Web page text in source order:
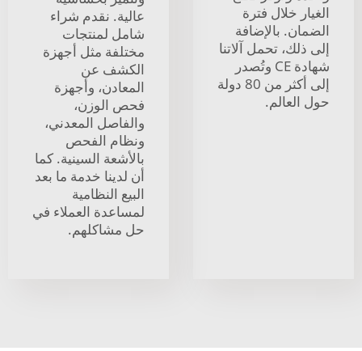
الغيار خلال فترة
الضمان. بالإضافة
إلى ذلك، تحمل آلاتنا
شهادة CE وتُصدر
إلى أكثر من 80 دولة
حول العالم.
عالية. نقدم شراء
شامل لمنتجات
مختلفة مثل أجهزة
الكشف عن
المعادن، وأجهزة
فحص الوزن،
والفاصل المعدني،
ونظام الفحص
بالأشعة السينية. كما
أن لدينا خدمة ما بعد
البيع النظامية
لمساعدة العملاء في
حل مشاكلهم.